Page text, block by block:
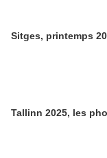
Sitges, printemps
Tallinn 2025, les